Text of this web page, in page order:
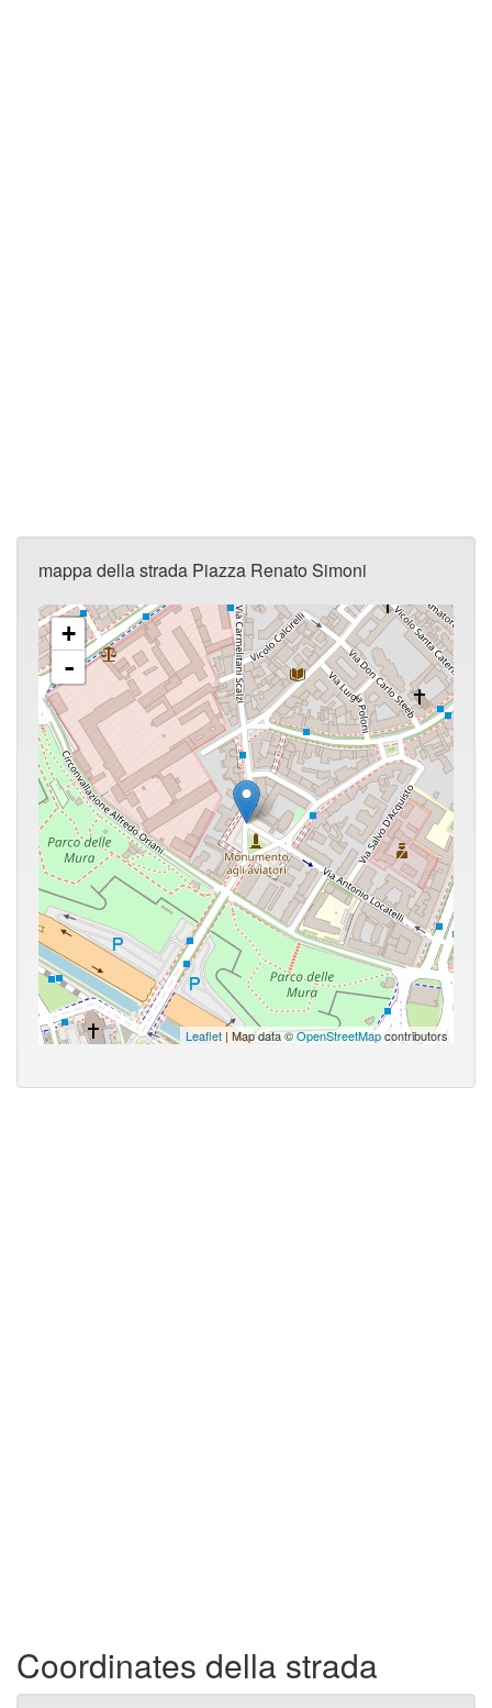
mappa della strada Piazza Renato Simoni
+
-
Leaflet | Map data ©OpenStreetMapcontributors
Coordinates della strada